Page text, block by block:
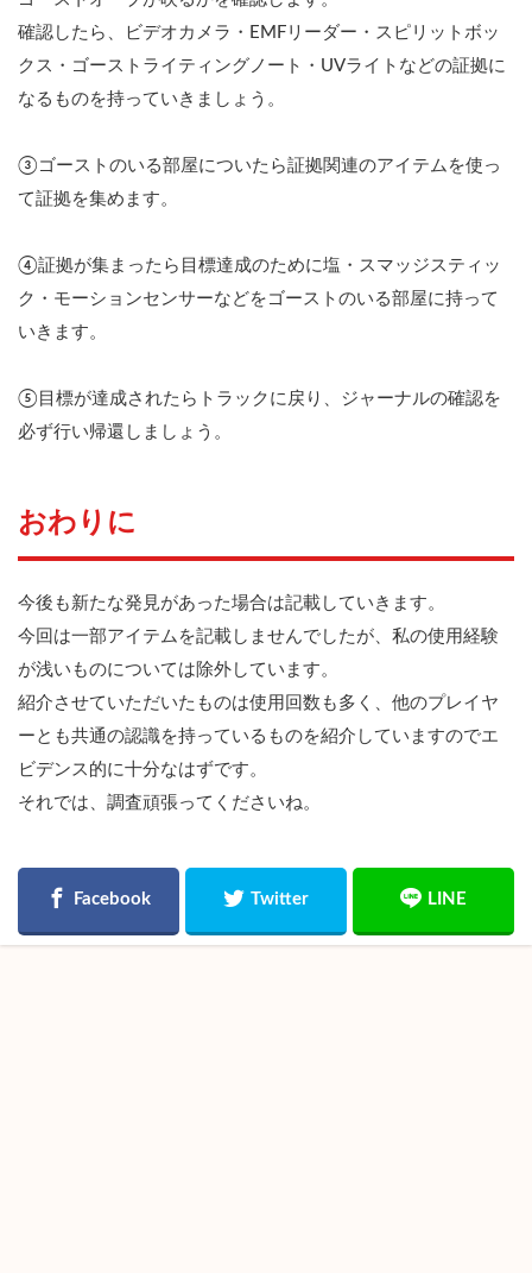
確認したら、ビデオカメラ・EMFリーダー・スピリットボッ
クス・ゴーストライティングノート・UVライトなどの証拠に
なるものを持っていきましょう。
③ゴーストのいる部屋についたら証拠関連のアイテムを使っ
て証拠を集めます。
④証拠が集まったら目標達成のために塩・スマッジスティッ
ク・モーションセンサーなどをゴーストのいる部屋に持って
いきます。
⑤目標が達成されたらトラックに戻り、ジャーナルの確認を
必ず行い帰還しましょう。
おわりに
今後も新たな発見があった場合は記載していきます。
今回は一部アイテムを記載しませんでしたが、私の使用経験
が浅いものについては除外しています。
紹介させていただいたものは使用回数も多く、他のプレイヤ
ーとも共通の認識を持っているものを紹介していますのでエ
ビデンス的に十分なはずです。
それでは、調査頑張ってくださいね。